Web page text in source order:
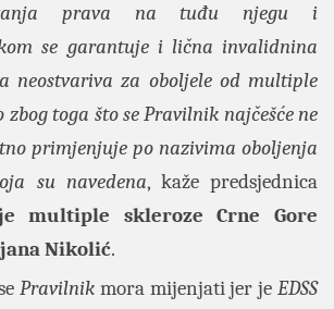
prava na tuđu njegu i
se garantuje i lična invalidnina
neostvariva za oboljele od multiple
zbog toga što se Pravilnik najčešće ne
primjenjuje po nazivima oboljenja
su navedena, kaže predsjednica
multiple skleroze Crne Gore
Nikolić.
Pravilnik mora mijenjati jer jeEDSS